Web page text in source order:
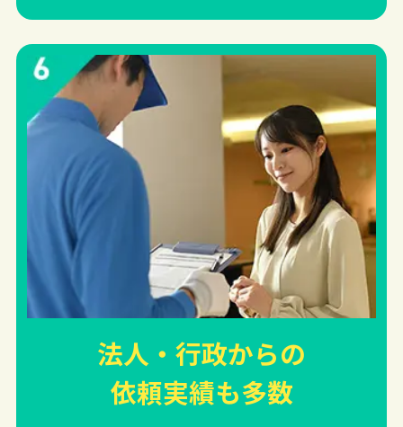
法人・行政からの
依頼実績も多数